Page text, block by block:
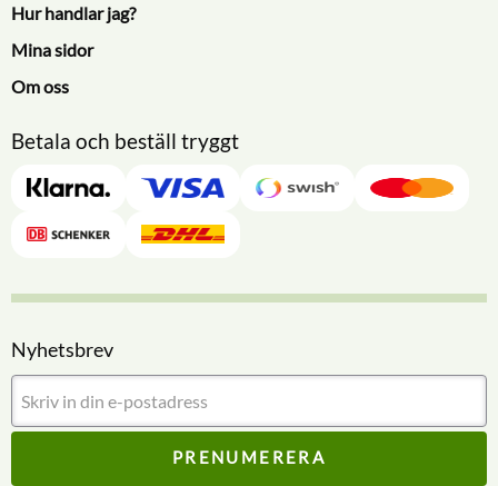
Hur handlar jag?
Mina sidor
Om oss
Betala och beställ tryggt
Nyhetsbrev
PRENUMERERA